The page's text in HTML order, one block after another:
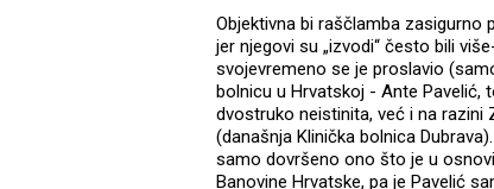
Objektivna bi raščlamba zasigurno
jer njegovi su „izvodi“ često bili
svojevremeno se je proslavio
bolnicu u Hrvatskoj - Ante Pavelić,
dvostruko neistinita, već i na razini
(današnja Klinička bolnica
samo dovršeno ono što je u
Banovine Hrvatske, pa je Pavelić